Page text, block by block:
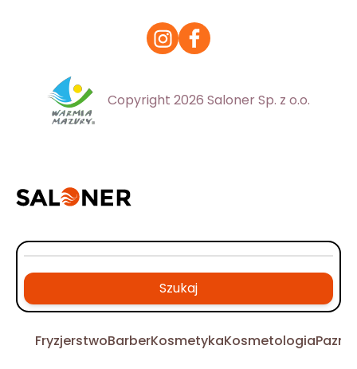
Copyright 2026 Saloner Sp. z o.o.
Szukaj
FryzjerstwoBarberKosmetykaKosmetologia